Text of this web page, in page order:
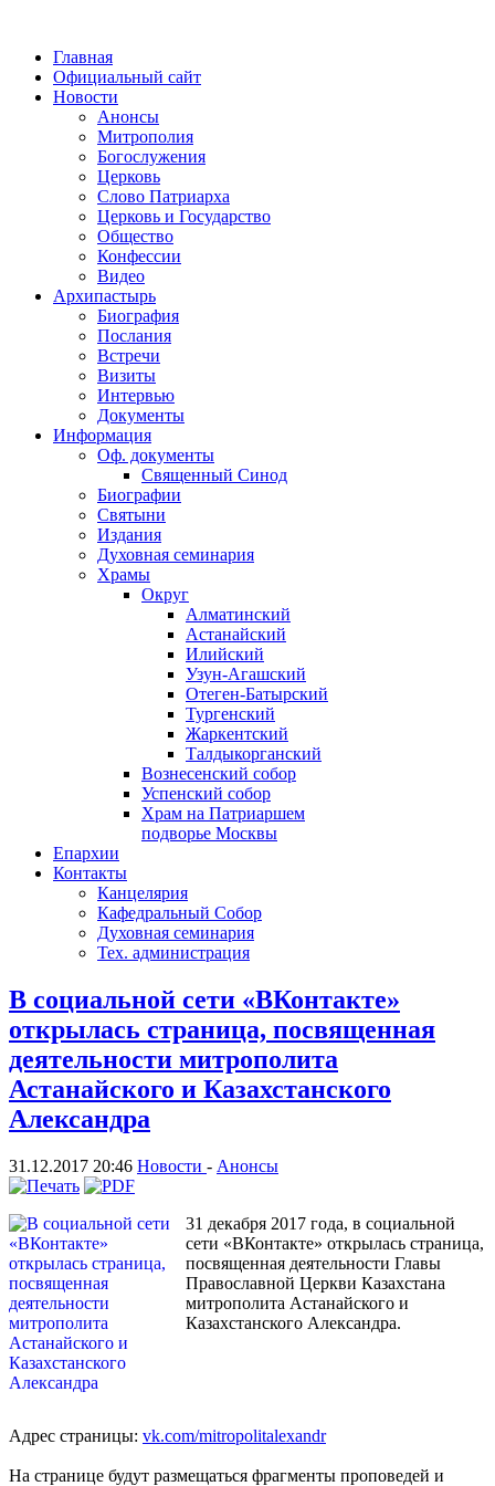
Главная
Официальный сайт
Новости
Анонсы
Митрополия
Богослужения
Церковь
Слово Патриарха
Церковь и Государство
Общество
Конфессии
Видео
Архипастырь
Биография
Послания
Встречи
Визиты
Интервью
Документы
Информация
Оф. документы
Священный Синод
Биографии
Святыни
Издания
Духовная семинария
Храмы
Округ
Алматинский
Астанайский
Илийский
Узун-Агашский
Отеген-Батырский
Тургенский
Жаркентский
Талдыкорганский
Вознесенский собор
Успенский собор
Храм на Патриаршем
подворье Москвы
Епархии
Контакты
Канцелярия
Кафедральный Собор
Духовная семинария
Тех. администрация
В социальной сети «ВКонтакте»
открылась страница, посвященная
деятельности митрополита
Астанайского и Казахстанского
Александра
31.12.2017 20:46 Новости - Анонсы
31 декабря 2017 года, в социальной
сети «ВКонтакте» открылась страница,
посвященная деятельности Главы
Православной Церкви Казахстана
митрополита Астанайского и
Казахстанского Александра.
Адрес страницы: vk.com/mitropolitalexandr
На странице будут размещаться фрагменты проповедей и